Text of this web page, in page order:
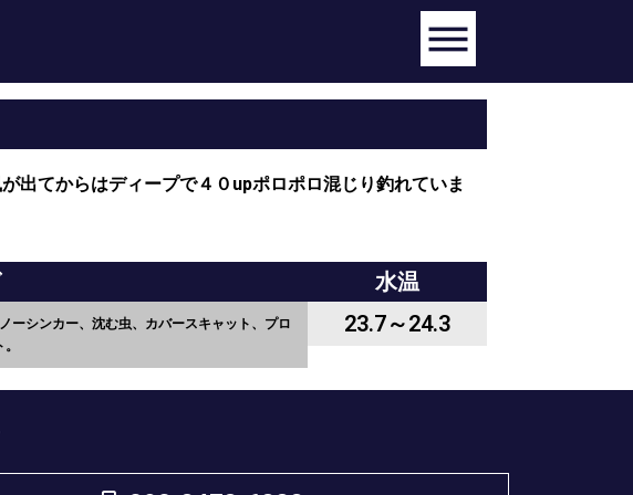
出てからはディープで４０upポロポロ混じり釣れていま
ーシンカー、沈む虫、カバースキャット、プロ
水温
23.7～24.3